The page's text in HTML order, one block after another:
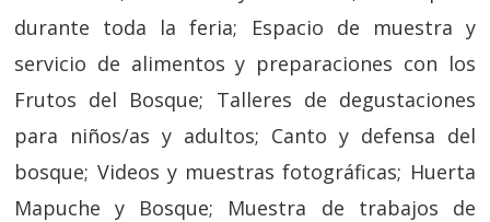
durante toda la feria; Espacio de muestra y
servicio de alimentos y preparaciones con los
Frutos del Bosque; Talleres de degustaciones
para niños/as y adultos; Canto y defensa del
bosque; Videos y muestras fotográficas; Huerta
Mapuche y Bosque; Muestra de trabajos de